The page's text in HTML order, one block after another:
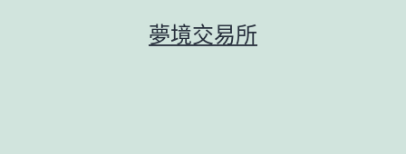
夢境交易所